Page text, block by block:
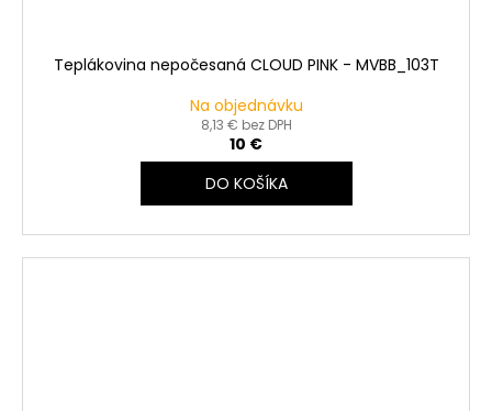
Teplákovina nepočesaná CLOUD PINK - MVBB_103T
Na objednávku
8,13 € bez DPH
10 €
DO KOŠÍKA